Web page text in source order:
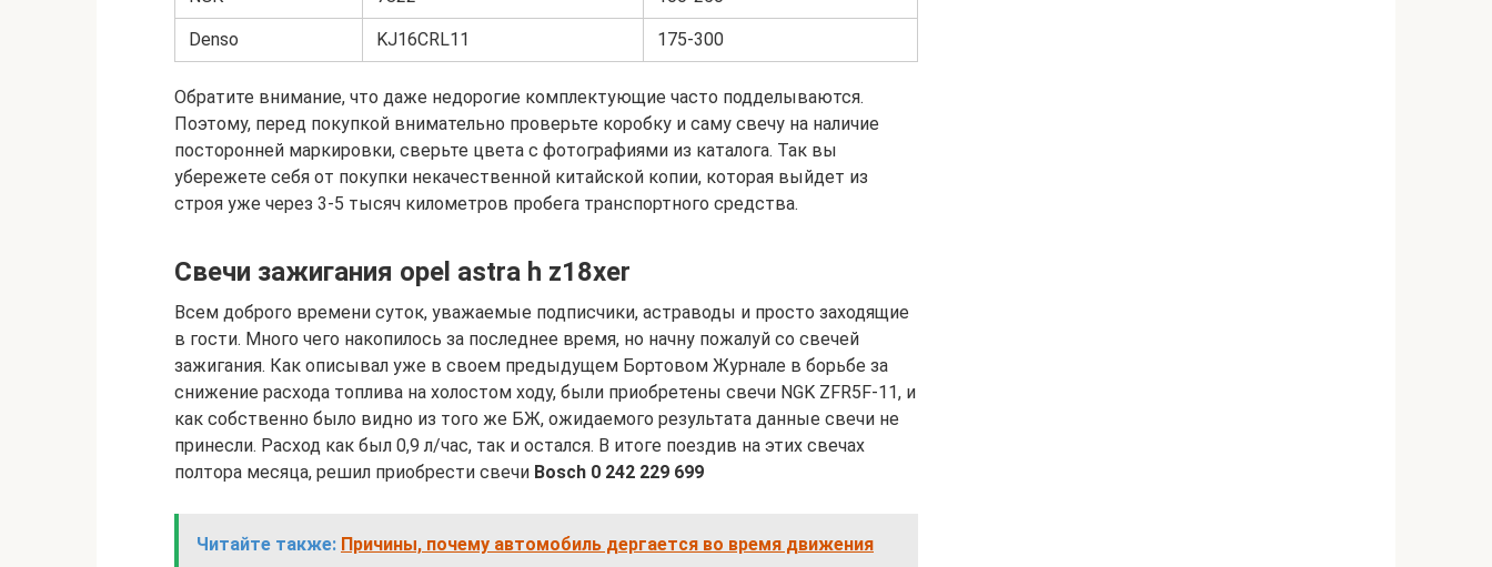
Denso KJ16CRL11 175-300
Обратите внимание, что даже недорогие комплектующие часто подделываются.
Поэтому, перед покупкой внимательно проверьте коробку и саму свечу на наличие
посторонней маркировки, сверьте цвета с фотографиями из каталога. Так вы
убережете себя от покупки некачественной китайской копии, которая выйдет из
строя уже через 3-5 тысяч километров пробега транспортного средства.
Свечи зажигания opel astra h z18xer
Всем доброго времени суток, уважаемые подписчики, астраводы и просто заходящие
в гости. Много чего накопилось за последнее время, но начну пожалуй со свечей
зажигания. Как описывал уже в своем предыдущем Бортовом Журнале в борьбе за
снижение расхода топлива на холостом ходу, были приобретены свечи NGK ZFR5F-11, и
как собственно было видно из того же БЖ, ожидаемого результата данные свечи не
принесли. Расход как был 0,9 л/час, так и остался. В итоге поездив на этих свечах
полтора месяца, решил приобрести свечи Bosch 0 242 229 699
Читайте также: Причины, почему автомобиль дергается во время движения